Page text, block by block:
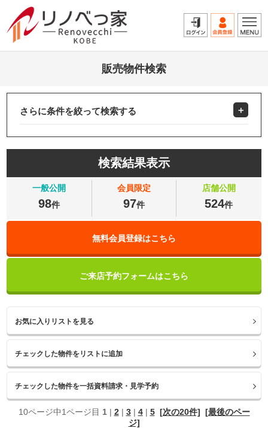
販売物件検索
さらに条件を絞って検索する
検索結果表示
一般公開
98件
会員限定
97件
店舗公開
524件
無料会員登録はこちら
ご来店予約フォームはこちら
お気に入りリストを見る
10ページ中1ページ目 1| 2| 3| 4| 5 [次の20件] [最後のペー
ジ]